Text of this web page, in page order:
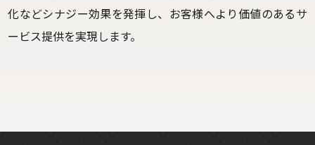
化などシナジー効果を発揮し、お客様へより価値のあるサ
ービス提供を実現します。